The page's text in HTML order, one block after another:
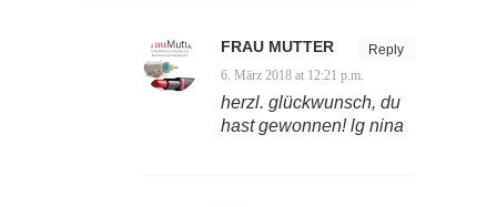
Reply
FRAU MUTTER
6. März 2018 at 12:21 p.m.
herzl. glückwunsch, du
hast gewonnen! lg nina